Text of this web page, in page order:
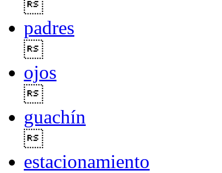
padres
ojos
guachín
estacionamiento